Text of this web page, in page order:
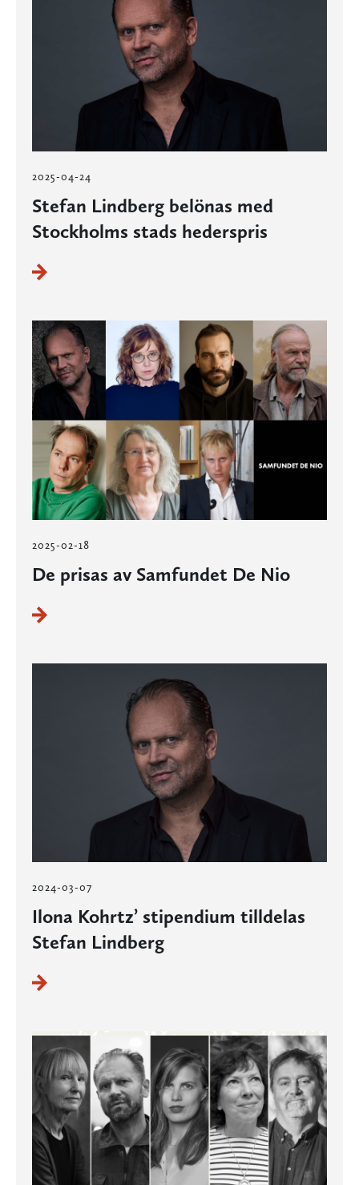
2025-04-24
Stefan Lindberg belönas med
Stockholms stads hederspris
2025-02-18
De prisas av Samfundet De Nio
2024-03-07
Ilona Kohrtz’ stipendium tilldelas
Stefan Lindberg